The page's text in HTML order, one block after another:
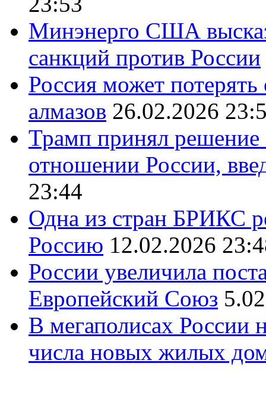
Минэнерго США
санкций против России
Россия может
алмазов 26.02.2026
Трамп принял решение
отношении России,
23:44
Одна из стран БРИКС
Россию 12.02.2026
России увеличила
Европейский Союз
В мегаполисах России
числа новых жилых